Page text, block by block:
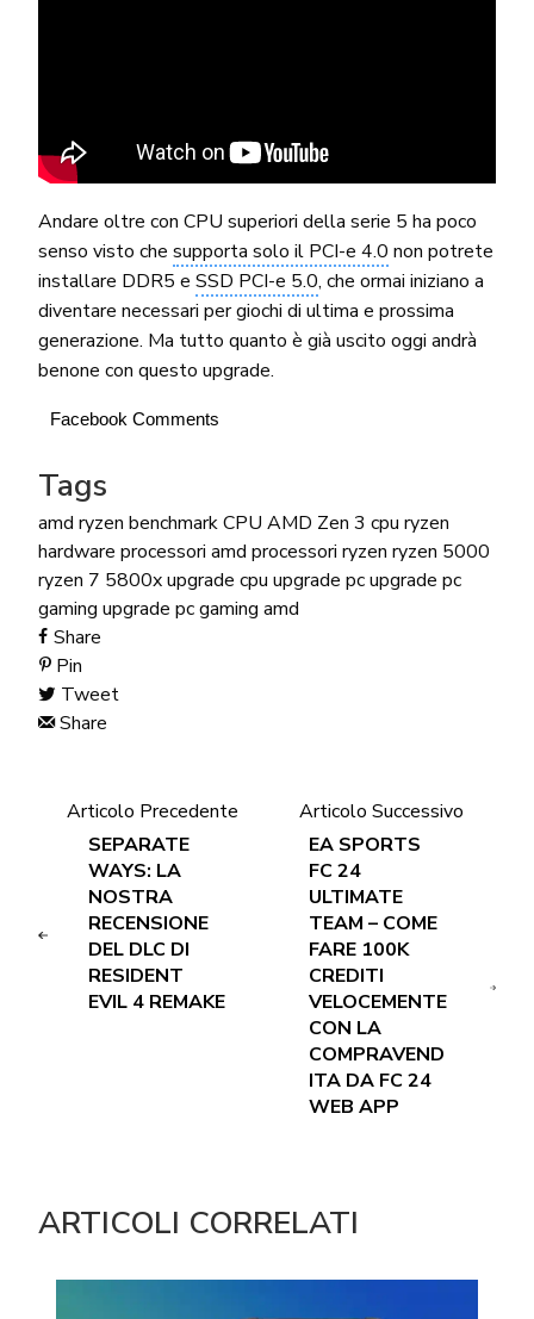
Andare oltre con CPU superiori della serie 5 ha poco
senso visto chesupporta solo il PCI-e 4.0 non potrete
installare DDR5 eSSD PCI-e 5.0, che ormai iniziano a
diventare necessari per giochi di ultima e prossima
generazione. Ma tutto quanto è già uscito oggi andrà
benone con questo upgrade.
Facebook Comments
Tags
amd ryzen benchmarkCPU AMD Zen 3 cpu ryzen
hardware processori amd processori ryzen ryzen 5000
ryzen 7 5800xupgrade cpu upgrade pcupgrade pc
gaming upgrade pc gaming amd
Share
Pin
Tweet
Share
Articolo Precedente
SEPARATE
WAYS: LA
NOSTRA
RECENSIONE
DEL DLC DI
RESIDENT
EVIL 4 REMAKE
Articolo Successivo
EA SPORTS
FC 24
ULTIMATE
TEAM – COME
FARE 100K
CREDITI
VELOCEMENTE
CON LA
COMPRAVEND
ITA DA FC 24
WEB APP
ARTICOLI CORRELATI